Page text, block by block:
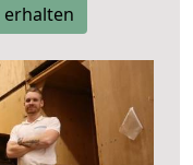
erhalten